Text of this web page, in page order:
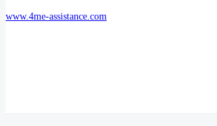
www.4me-assistance.com